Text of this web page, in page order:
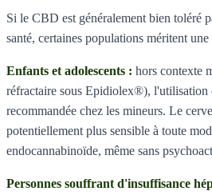
Si le CBD est généralement bien toléré
santé, certaines populations méritent
Enfants et adolescents : hors contexte
réfractaire sous Epidiolex®), l'utilisation
recommandée chez les mineurs. Le
potentiellement plus sensible à toute
endocannabinoïde, même sans
Personnes souffrant d'insuffisance